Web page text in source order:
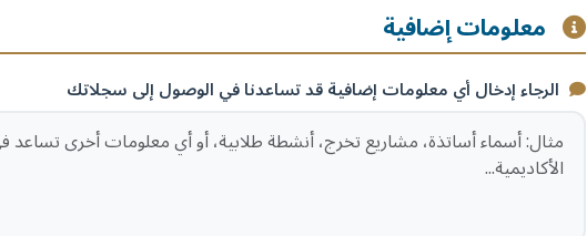
معلومات إضافية
الرجاء إدخال أي معلومات إضافية قد تساعدنا في الوصول إلى سجلاتك